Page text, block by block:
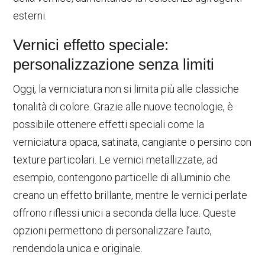
esterni.
Vernici effetto speciale:
personalizzazione senza limiti
Oggi, la verniciatura non si limita più alle classiche
tonalità di colore. Grazie alle nuove tecnologie, è
possibile ottenere effetti speciali come la
verniciatura opaca, satinata, cangiante o persino con
texture particolari. Le vernici metallizzate, ad
esempio, contengono particelle di alluminio che
creano un effetto brillante, mentre le vernici perlate
offrono riflessi unici a seconda della luce. Queste
opzioni permettono di personalizzare l’auto,
rendendola unica e originale.